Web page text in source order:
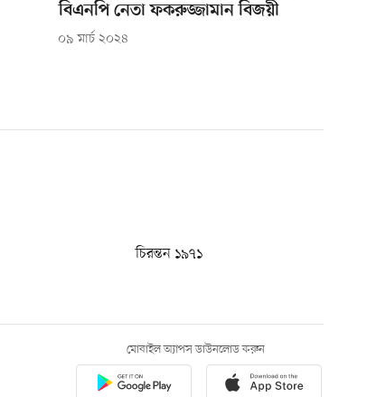
বিএনপি নেতা ফকরুজ্জামান বিজয়ী
০৯ মার্চ ২০২৪
চিরন্তন ১৯৭১
মোবাইল অ্যাপস ডাউনলোড করুন